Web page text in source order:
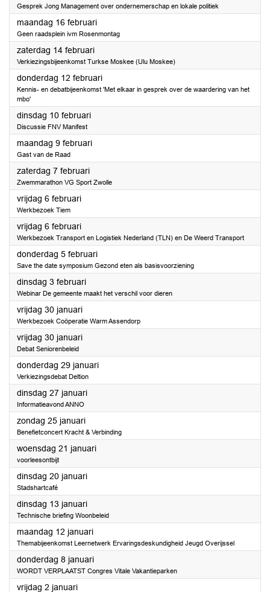
Gesprek Jong Management over ondernemerschap en lokale politiek
maandag 16 februari2026
Geen raadsplein ivm Rosenmontag
zaterdag 14 februari2026
Verkiezingsbijeenkomst Turkse Moskee (Ulu Moskee)
donderdag 12 februari2026
Kennis- en debatbijeenkomst 'Met elkaar in gesprek over de waardering van het
mbo'
dinsdag 10 februari2026
Discussie FNV Manifest
maandag 9 februari2026
Gast van de Raad
zaterdag 7 februari2026
Zwemmarathon VG Sport Zwolle
vrijdag 6 februari2026
Werkbezoek Tiem
vrijdag 6 februari2026
Werkbezoek Transport en Logistiek Nederland (TLN) en De Weerd Transport
donderdag 5 februari2026
Save the date symposium Gezond eten als basisvoorziening
dinsdag 3 februari2026
Webinar De gemeente maakt het verschil voor dieren
vrijdag 30 januari2026
Werkbezoek Coöperatie Warm Assendorp
vrijdag 30 januari2026
Debat Seniorenbeleid
donderdag 29 januari2026
Verkiezingsdebat Deltion
dinsdag 27 januari2026
Informatieavond ANNO
zondag 25 januari2026
Benefietconcert Kracht & Verbinding
woensdag 21 januari2026
voorleesontbijt
dinsdag 20 januari2026
Stadshartcafé
dinsdag 13 januari2026
Technische briefing Woonbeleid
maandag 12 januari2026
Themabijeenkomst Leernetwerk Ervaringsdeskundigheid Jeugd Overijssel
donderdag 8 januari2026
WORDT VERPLAATST Congres Vitale Vakantieparken
vrijdag 2 januari2026